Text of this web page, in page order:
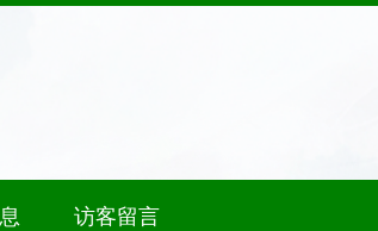
访客留言